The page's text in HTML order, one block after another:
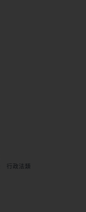
行政法類